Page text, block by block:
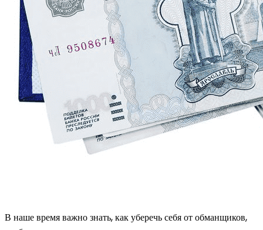
В наше время важно знать, как уберечь себя от обманщиков,